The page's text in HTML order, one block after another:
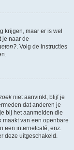
krijgen, maar er is wel
je naar de
. Volg de instructies
niet aanvinkt, blijf je
dat anderen je
bij het aanmelden die
maakt van een openbare
een internetcafé, enz.
deze uitgeschakeld.